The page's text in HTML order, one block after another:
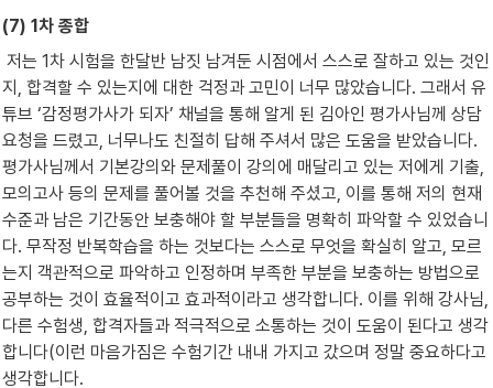
(7) 1차 종합
지, 합격할 수 있는지에 대한 걱정과 고민이 너무 많았습니다. 그래서 유
튜브 ‘감정평가사가 되자’ 채널을 통해 알게 된 김아인 평가사님께 상담
요청을 드렸고, 너무나도 친절히 답해 주셔서 많은 도움을 받았습니다.
평가사님께서 기본강의와 문제풀이 강의에 매달리고 있는 저에게 기출,
모의고사 등의 문제를 풀어볼 것을 추천해 주셨고, 이를 통해 저의 현재
수준과 남은 기간동안 보충해야 할 부분들을 명확히 파악할 수 있었습니
다. 무작정 반복학습을 하는 것보다는 스스로 무엇을 확실히 알고, 모르
는지 객관적으로 파악하고 인정하며 부족한 부분을 보충하는 방법으로
공부하는 것이 효율적이고 효과적이라고 생각합니다. 이를 위해 강사님,
다른 수험생, 합격자들과 적극적으로 소통하는 것이 도움이 된다고 생각
합니다(이런 마음가짐은 수험기간 내내 가지고 갔으며 정말 중요하다고
생각합니다.